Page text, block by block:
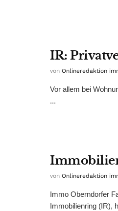
IR:
von Onlineredaktion
Vor allem bei
...
von Onlineredaktion
Immo Oberndorfer
Immobilienring (IR),